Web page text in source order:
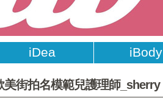
iDea iBody
美街拍名模範兒護理師_sherry